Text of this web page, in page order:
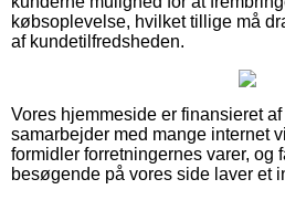
købsoplevelse, hvilket tillige må
af kundetilfredsheden.
Vores hjemmeside er finansieret
samarbejder med mange internet
formidler forretningernes varer, og
besøgende på vores side laver et